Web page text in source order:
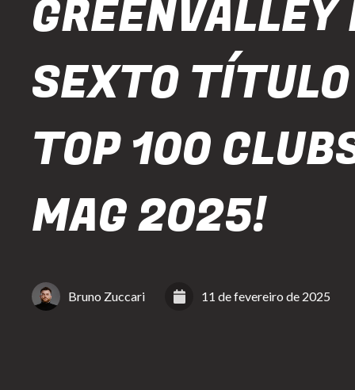
SEXTO
TOP 100
MAG 2025!
Bruno Zuccari 11 de fevereiro de 2025